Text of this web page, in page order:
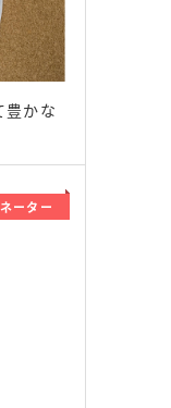
豊かな
ーター